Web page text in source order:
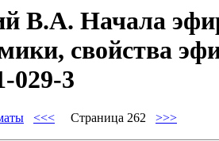
В.А. Начала
свойства
029-3
<<< Страница 262 >>>